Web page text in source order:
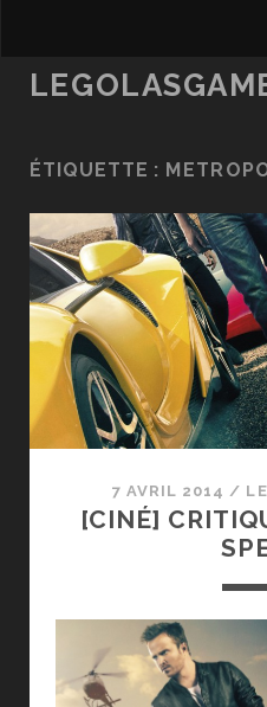
ÉTIQUETTE :
7 AVRIL 2014 /
[CINÉ]